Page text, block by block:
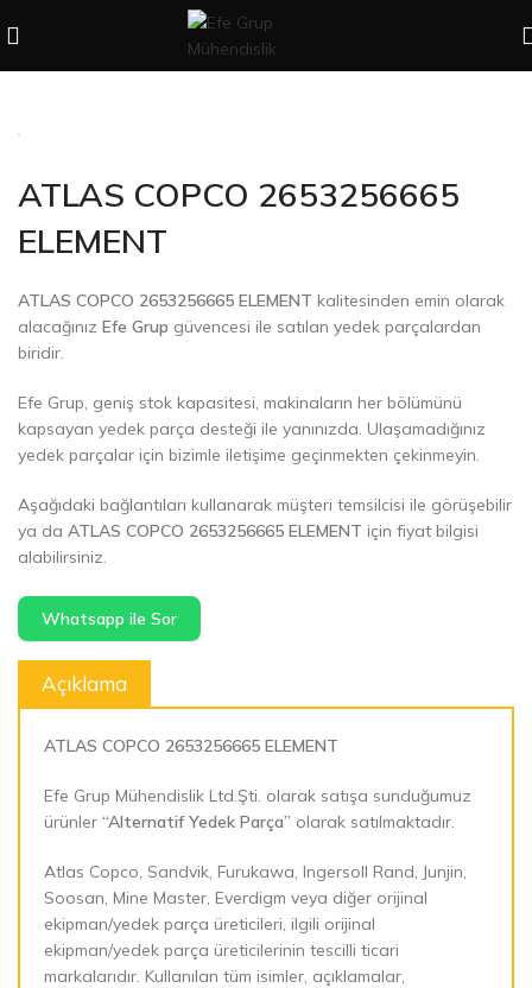
ATLAS COPCO 2653256665
ELEMENT
ATLAS COPCO 2653256665 ELEMENT kalitesinden emin olarak
alacağınız Efe Grup güvencesi ile satılan yedek parçalardan
biridir.
Efe Grup, geniş stok kapasitesi, makinaların her bölümünü
kapsayan yedek parça desteği ile yanınızda. Ulaşamadığınız
yedek parçalar için bizimle iletişime geçinmekten çekinmeyin.
Aşağıdaki bağlantıları kullanarak müşteri temsilcisi ile görüşebilir
ya da ATLAS COPCO 2653256665 ELEMENT için fiyat bilgisi
alabilirsiniz.
Whatsapp ile Sor
Açıklama
ATLAS COPCO 2653256665 ELEMENT
Efe Grup Mühendislik Ltd.Şti. olarak satışa sunduğumuz
ürünler “Alternatif Yedek Parça” olarak satılmaktadır.
Atlas Copco, Sandvik, Furukawa, Ingersoll Rand, Junjin,
Soosan, Mine Master, Everdigm veya diğer orijinal
ekipman/yedek parça üreticileri, ilgili orijinal
ekipman/yedek parça üreticilerinin tescilli ticari
markalarıdır. Kullanılan tüm isimler, açıklamalar,